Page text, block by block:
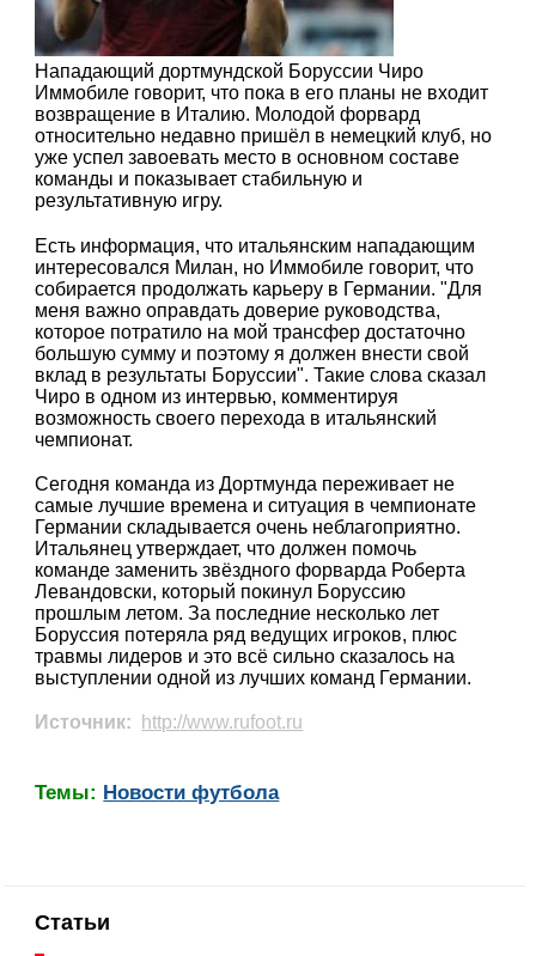
Нападающий дортмундской Боруссии Чиро
Иммобиле говорит, что пока в его планы не входит
возвращение в Италию. Молодой форвард
относительно недавно пришёл в немецкий клуб, но
уже успел завоевать место в основном составе
команды и показывает стабильную и
результативную игру.
Есть информация, что итальянским нападающим
интересовался Милан, но Иммобиле говорит, что
собирается продолжать карьеру в Германии. "Для
меня важно оправдать доверие руководства,
которое потратило на мой трансфер достаточно
большую сумму и поэтому я должен внести свой
вклад в результаты Боруссии". Такие слова сказал
Чиро в одном из интервью, комментируя
возможность своего перехода в итальянский
чемпионат.
Сегодня команда из Дортмунда переживает не
самые лучшие времена и ситуация в чемпионате
Германии складывается очень неблагоприятно.
Итальянец утверждает, что должен помочь
команде заменить звёздного форварда Роберта
Левандовски, который покинул Боруссию
прошлым летом. За последние несколько лет
Боруссия потеряла ряд ведущих игроков, плюс
травмы лидеров и это всё сильно сказалось на
выступлении одной из лучших команд Германии.
Источник: http://www.rufoot.ru
Темы: Новости футбола
Статьи